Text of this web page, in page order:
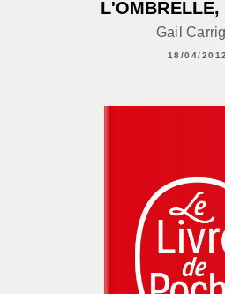
Gail
18/04/2012